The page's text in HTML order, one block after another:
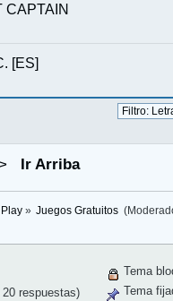
CAPTAIN
[ES]
Ir Arriba
Play» Juegos Gratuitos
respuestas)
Tema
Tema